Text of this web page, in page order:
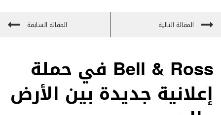
المقالة التالية المقالة السابقة
Bell & Ross في حملة
إعلانية جديدة بين الأرض